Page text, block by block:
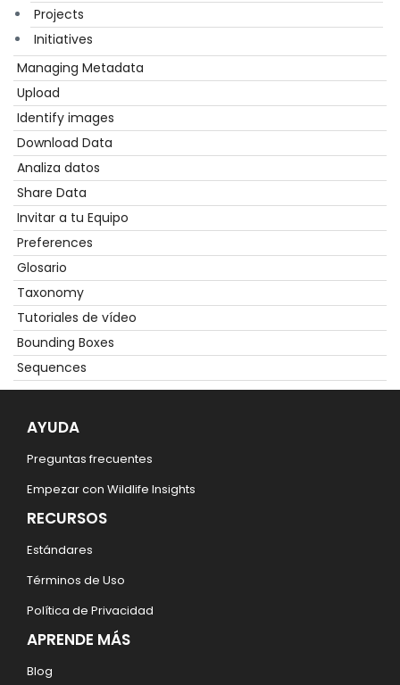
Projects
Initiatives
Managing Metadata
Upload
Identify images
Download Data
Analiza datos
Share Data
Invitar a tu Equipo
Preferences
Glosario
Taxonomy
Tutoriales de vídeo
Bounding Boxes
Sequences
AYUDA
Preguntas frecuentes
Empezar con Wildlife Insights
RECURSOS
Estándares
Términos de Uso
Política de Privacidad
APRENDE MÁS
Blog